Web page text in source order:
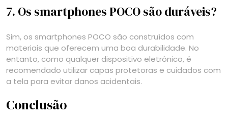
7. Os smartphones POCO são duráveis?
Sim, os smartphones POCO são construídos com
materiais que oferecem uma boa durabilidade. No
entanto, como qualquer dispositivo eletrônico, é
recomendado utilizar capas protetoras e cuidados com
a tela para evitar danos acidentais.
Conclusão